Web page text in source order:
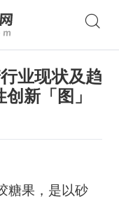
业现状及趋
新「图」
糖果，是以砂